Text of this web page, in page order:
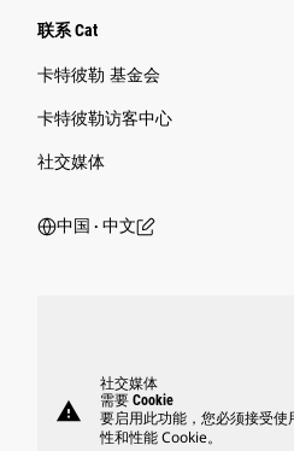
联系 Cat
卡特彼勒 基金会
卡特彼勒访客中心
社交媒体
中国 ‧ 中文
warning
社交媒体
需要 Cookie
要启用此功能，您必须接受使
性和性能 Cookie。